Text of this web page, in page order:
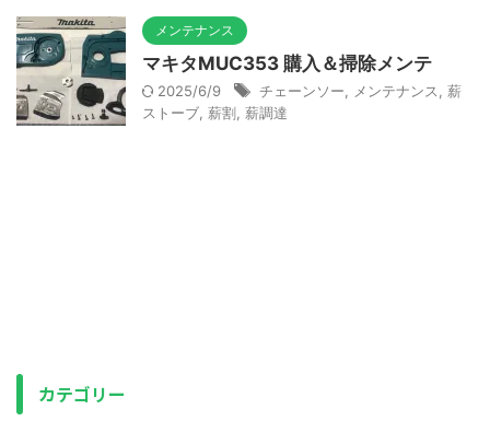
メンテナンス
マキタMUC353 購入＆掃除メンテ
2025/6/9 チェーンソー, メンテナンス, 薪
ストーブ, 薪割, 薪調達
カテゴリー